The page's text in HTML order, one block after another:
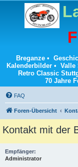
Breganze•
Kalenderbilder• Valle
Retro Classic
70 Jahre
FAQ
Foren-Übersicht
Kontakt mit der
Empfänger:
Administrator